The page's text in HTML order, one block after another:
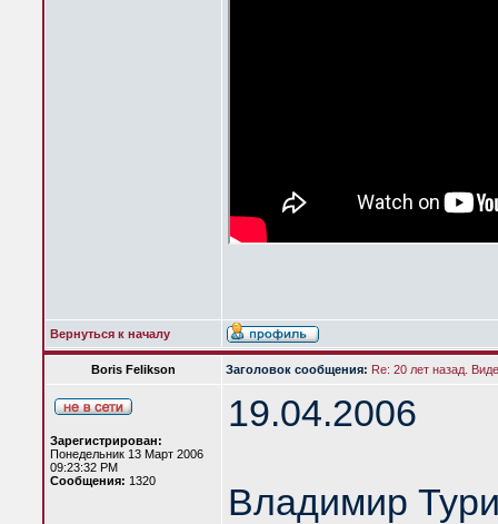
Вернуться к началу
Boris Felikson Заголовок сообщения: Re: 20 лет назад.
Зарегистрирован:
Понедельник 13 Март 2006
09:23:32 PM
Сообщения: 1320
19.04.2006
Владимир